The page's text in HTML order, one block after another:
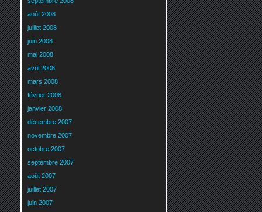
août 2008
juillet 2008
juin 2008
mai 2008
avril 2008
mars 2008
février 2008
janvier 2008
décembre 2007
novembre 2007
octobre 2007
septembre 2007
août 2007
juillet 2007
juin 2007